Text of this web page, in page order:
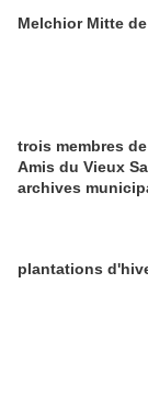
Melchior Mitte
trois membres
Amis du Vieux
archives
plantations